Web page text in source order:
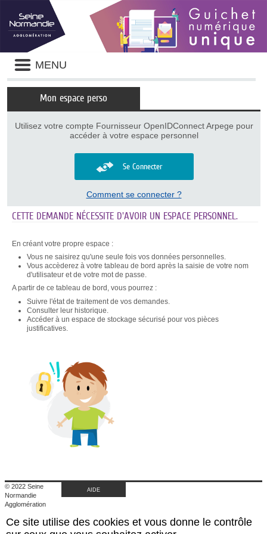
Liste
des
avertissements
MENU
Mon espace perso
Utilisez votre compte Fournisseur OpenIDConnect Arpege pour
accéder à votre espace personnel
Se Connecter
Comment se connecter ?
CETTE DEMANDE NÉCESSITE D'AVOIR UN ESPACE PERSONNEL.
En créant votre propre espace :
Vous ne saisirez qu'une seule fois vos données personnelles.
Vous accèderez à votre tableau de bord après la saisie de votre nom
d'utilisateur et de votre mot de passe.
A partir de ce tableau de bord, vous pourrez :
Suivre l'état de traitement de vos demandes.
Consulter leur historique.
Accéder à un espace de stockage sécurisé pour vos pièces
justificatives.
© 2022 Seine
Normandie
Agglomération
Retour au site de
l'agglomération
AIDE
Panneau de gestion des cookies
Ce site utilise des cookies et vous donne le contrôle